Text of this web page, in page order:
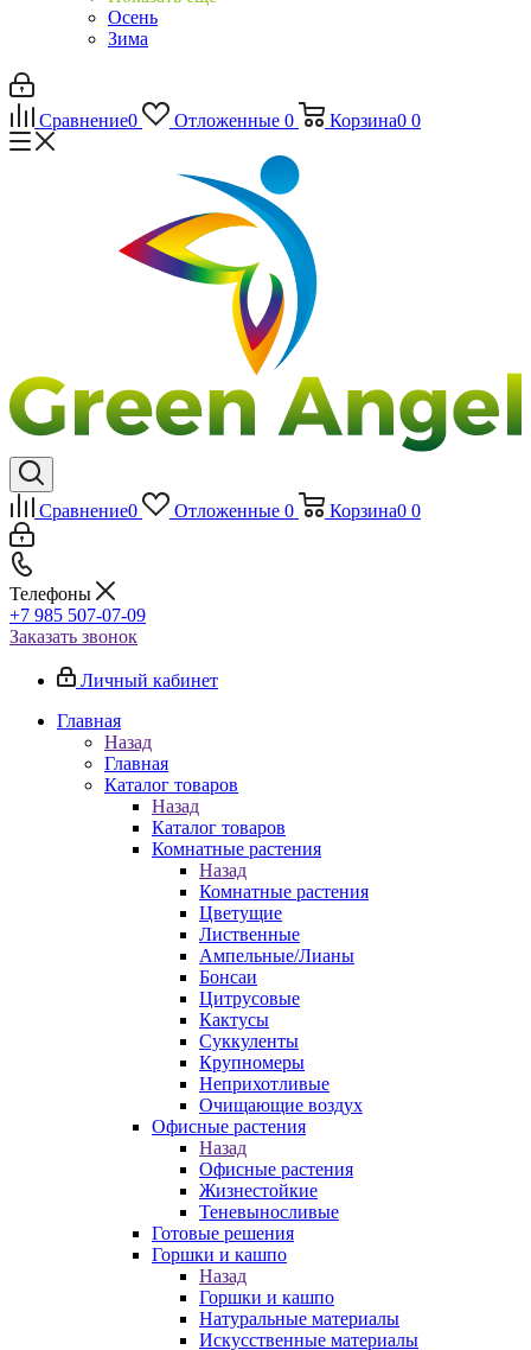
Осень
Зима
Сравнение0 Отложенные 0 Корзина0 0
Сравнение0 Отложенные 0 Корзина0 0
Телефоны
+7 985 507-07-09
Заказать звонок
Личный кабинет
Главная
Назад
Главная
Каталог товаров
Назад
Каталог товаров
Комнатные растения
Назад
Комнатные растения
Цветущие
Лиственные
Ампельные/Лианы
Бонсаи
Цитрусовые
Кактусы
Суккуленты
Крупномеры
Неприхотливые
Очищающие воздух
Офисные растения
Назад
Офисные растения
Жизнестойкие
Теневыносливые
Готовые решения
Горшки и кашпо
Назад
Горшки и кашпо
Натуральные материалы
Искусственные материалы